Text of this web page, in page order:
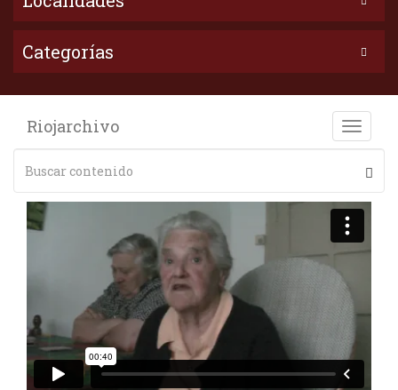
Categorías
Toggle
Riojarchivo